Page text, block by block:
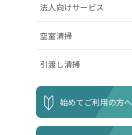
法人向けサービス
空室清掃
引渡し清掃
始めてご利用の方へ